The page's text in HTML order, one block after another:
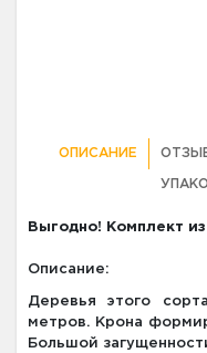
ОПИСАНИЕ
Выгодно! Комплект
Описание:
Деревья этого
метров. Крона
Большой